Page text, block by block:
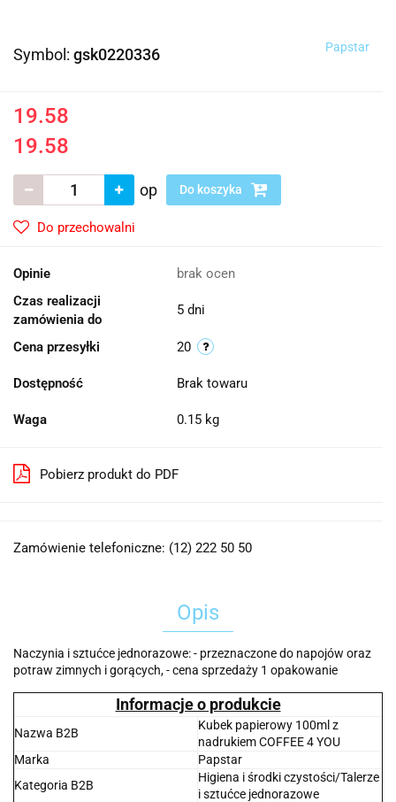
Symbol: gsk0220336 Papstar
19.58
19.58
op Do koszyka
Do przechowalni
Opinie
brak ocen
Czas realizacji
zamówienia do
5 dni
Cena przesyłki 20
Dostępność Brak towaru
Waga 0.15 kg
Pobierz produkt do PDF
Zamówienie telefoniczne: (12) 222 50 50
Opis
Naczynia i sztućce jednorazowe: - przeznaczone do napojów oraz
potraw zimnych i gorących, - cena sprzedaży 1 opakowanie
Informacje o produkcie
Nazwa B2B
Kubek papierowy 100ml z
nadrukiem COFFEE 4 YOU
Marka
Papstar
Kategoria B2B
Higiena i środki czystości/Talerze
i sztućce jednorazowe